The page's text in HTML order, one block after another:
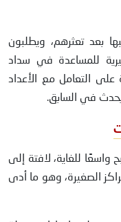
بعد تعثرهم، ويطلبون
للمساعدة في سداد
على التعامل مع الأعداد
يحدث في السابق.
واسعًا للغاية، لافتة إلى
الصغيرة، وهو ما أدى